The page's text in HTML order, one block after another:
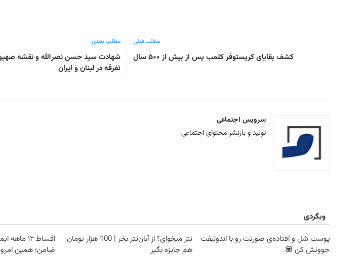
مطلب قبلی
کشف بقایای کریستوفر کلمب پس از بیش از ۵۰۰ سال
مطلب بعدی
شهادت سید حسن نصرالله و نقشه
تفرقه در لبنان و ایران
سرویس اجتماعی
تولید و بازنشر محتوای اجتماعی
وبگردی
پوست شل و افتاده‌ی صورتت رو با اندولیفت
جوونش کن 💟
تتر میخوای؟ از آبان‌تتر بخر | 100 هزار تومان
هم جایزه بگیر
اقساط ۱۲
ضامن؛ همین